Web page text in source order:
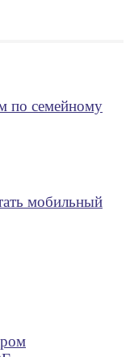
по семейному
мобильный